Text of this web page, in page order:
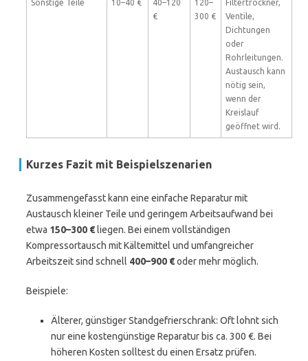
Sonstige Teile 10–40 €
40–120
€
120–
300 €
Filtertrockner,
Ventile,
Dichtungen
oder
Rohrleitungen.
Austausch kann
nötig sein,
wenn der
Kreislauf
geöffnet wird.
Kurzes Fazit mit Beispielszenarien
Zusammengefasst kann eine einfache Reparatur mit
Austausch kleiner Teile und geringem Arbeitsaufwand bei
etwa 150–300 € liegen. Bei einem vollständigen
Kompressortausch mit Kältemittel und umfangreicher
Arbeitszeit sind schnell 400–900 €oder mehr möglich.
Beispiele:
Älterer, günstiger Standgefrierschrank: Oft lohnt sich
nur eine kostengünstige Reparatur bis ca. 300 €. Bei
höheren Kosten solltest du einen Ersatz prüfen.